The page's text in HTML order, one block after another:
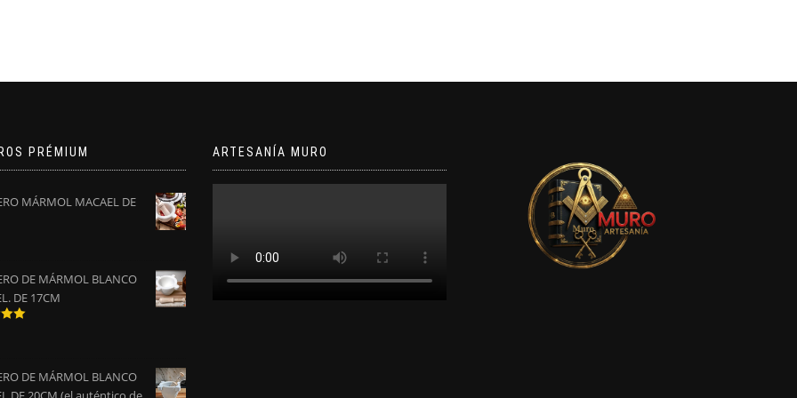
PRÉMIUM
MÁRMOL MACAEL DE
DE MÁRMOL BLANCO
DE 17CM
DE MÁRMOL BLANCO
ARTESANÍA MURO